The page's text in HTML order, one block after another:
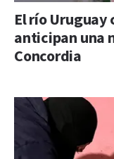
El río Uruguay
anticipan una
Concordia